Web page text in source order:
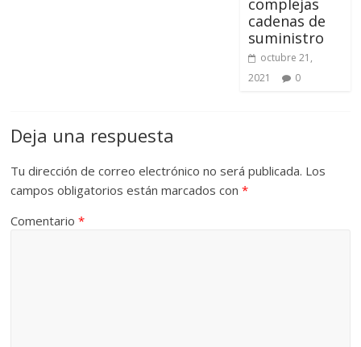
complejas
cadenas de
suministro
octubre 21,
2021
0
Deja una respuesta
Tu dirección de correo electrónico no será publicada. Los
campos obligatorios están marcados con*
Comentario*